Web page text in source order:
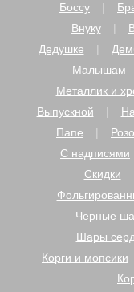
Боссу
Внуку
Дедушке
Малышам
Металлик и
Выпускной
Папе
С надписями
Скидки
Черные
Шары
Корги и мопсики